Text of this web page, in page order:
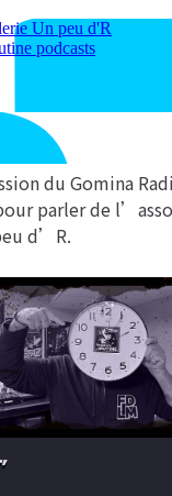
du Gomina
parler de
d’R.